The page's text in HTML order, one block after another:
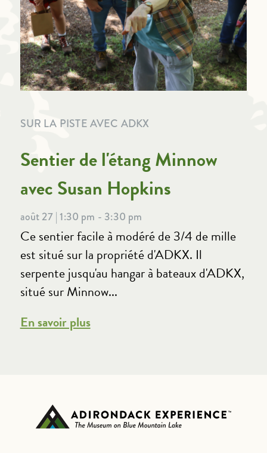
SUR LA PISTE AVEC ADKX
Sentier de l'étang Minnow
avec Susan Hopkins
août 27 | 1:30 pm - 3:30 pm
Ce sentier facile à modéré de 3/4 de mille
est situé sur la propriété d'ADKX. Il
serpente jusqu'au hangar à bateaux d'ADKX,
situé sur Minnow...
En savoir plus